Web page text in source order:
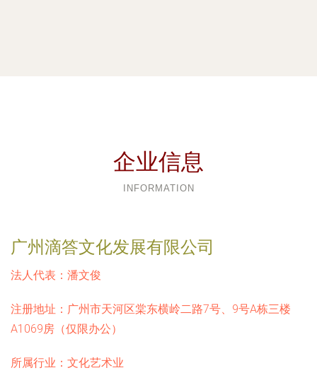
企业信息
INFORMATION
广州滴答文化发展有限公司
法人代表： 潘文俊
注册地址： 广州市天河区棠东横岭二路7号、9号A栋三楼
A1069房（仅限办公）
所属行业： 文化艺术业